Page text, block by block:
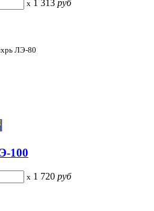
x 1 313 руб
ЛЭ-80
100
x 1 720 руб